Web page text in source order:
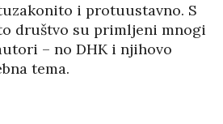
i protuustavno. S
društvo su primljeni mnogi
– no DHK i njihovo
tema.